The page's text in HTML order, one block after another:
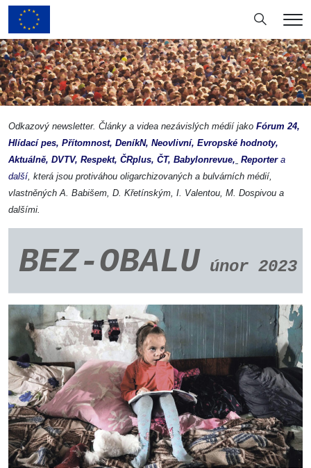
Hledání
Odkazový newsletter. Články a videa nezávislých médií jako Fórum 24,
Hlídací pes, Přítomnost, DeníkN, Neovlivní, Evropské hodnoty,
Aktuálně, DVTV, Respekt, ČRplus, ČT, Babylonrevue, Reporter a
další, která jsou protiváhou oligarchizovaných a bulvárních médií,
vlastněných A. Babišem, D. Křetínským, I. Valentou, M. Dospivou a
dalšími.
BEZ-OBALU únor 2023